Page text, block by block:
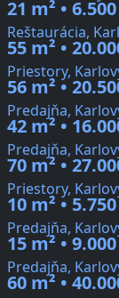
21 m² •
Reštaurácia,
55 m² •
Priestory,
56 m² •
Predajňa,
42 m² •
Predajňa,
70 m² •
Priestory,
10 m² •
Predajňa,
15 m² •
Predajňa,
60 m² •